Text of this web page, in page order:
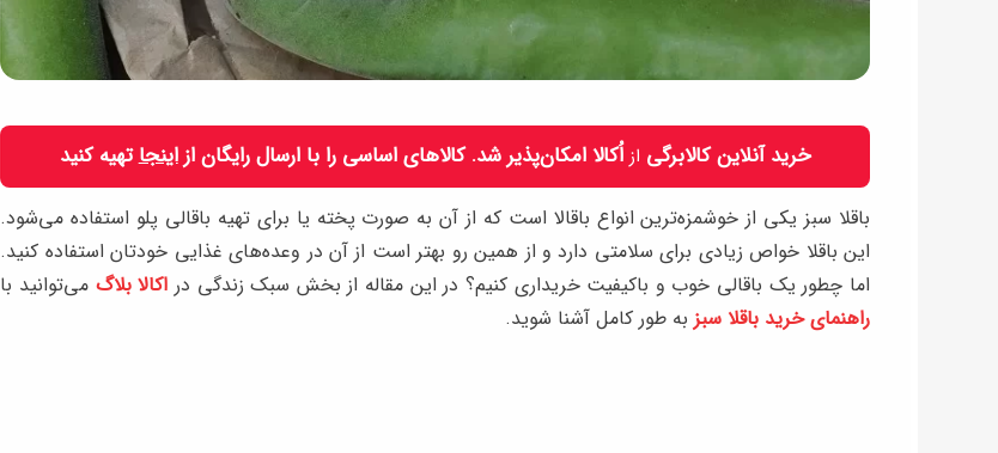
خرید آنلاین کالابرگی ازاُکالا امکان‌پذیر شد. کالاهای اساسی را با ارسال رایگان ازاینجاتهیه کنید
باقلا سبز یکی از خوشمزه‌ترین انواع باقالا است که از آن به صورت پخته یا برای تهیه باقالی پلو استفاده می‌شود.
این باقلا خواص زیادی برای سلامتی دارد و از همین رو بهتر است از آن در وعده‌های غذایی خودتان استفاده کنید.
اما چطور یک باقالی خوب و باکیفیت خریداری کنیم؟ در این مقاله از بخش سبک زندگی در اکالا بلاگ می‌توانید با
راهنمای خرید باقلا سبز به طور کامل آشنا شوید.